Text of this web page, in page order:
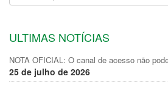
ULTIMAS NOTÍCIAS
NOTA OFICIAL: O canal de acesso não
25 de julho de 2026